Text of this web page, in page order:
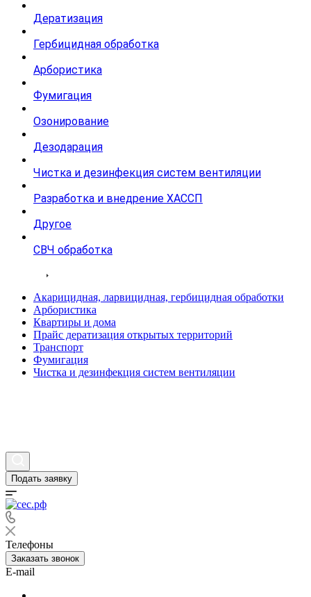
Дератизация
Гербицидная обработка
Арбористика
Фумигация
Озонирование
Дезодарация
Чистка и дезинфекция систем вентиляции
Разработка и внедрение ХАССП
Другое
СВЧ обработка
Акарицидная, ларвицидная, гербицидная обработки
Арбористика
Квартиры и дома
Прайс дератизация открытых территорий
Транспорт
Фумигация
Чистка и дезинфекция систем вентиляции
Подать заявку
Телефоны
Заказать звонок
E-mail